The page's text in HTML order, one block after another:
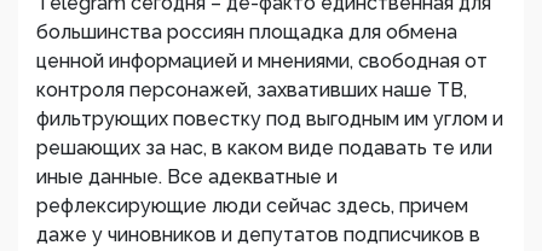
большинства россиян площадка для обмена
ценной информацией и мнениями, свободная от
контроля персонажей, захвативших наше ТВ,
фильтрующих повестку под выгодным им углом и
решающих за нас, в каком виде подавать те или
иные данные. Все адекватные и
рефлексирующие люди сейчас здесь, причем
даже у чиновников и депутатов подписчиков в